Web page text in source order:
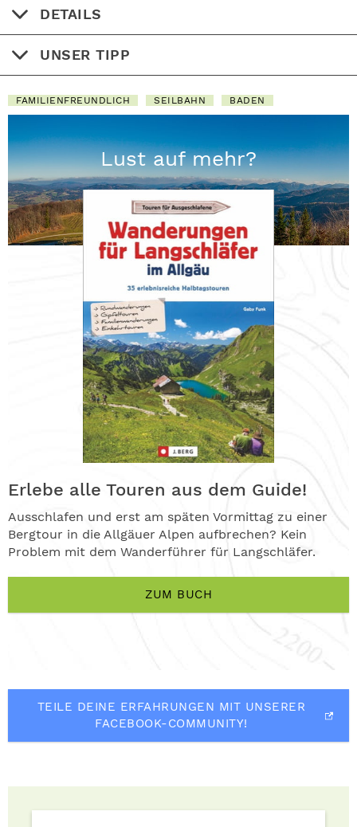
DETAILS
UNSER TIPP
FAMILIENFREUNDLICH SEILBAHN BADEN
Lust auf mehr?
Erlebe alle Touren aus dem Guide!
Ausschlafen und erst am späten Vormittag zu einer
Bergtour in die Allgäuer Alpen aufbrechen? Kein
Problem mit dem Wanderführer für Langschläfer.
ZUM BUCH
TEILE DEINE ERFAHRUNGEN MIT UNSERER
FACEBOOK-COMMUNITY!